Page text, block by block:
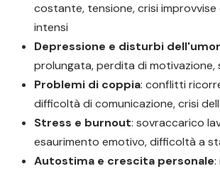
costante, tensione, crisi
intensi
Depressione e disturbi
prolungata, perdita di motivazione,
Problemi di coppia: conflitti
difficoltà di comunicazione, crisi
Stress e burnout: sovraccarico
esaurimento emotivo, difficoltà a
Autostima e crescita personale: